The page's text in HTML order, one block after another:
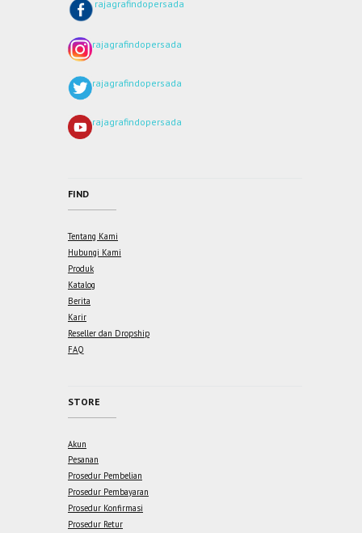
rajagrafindopersada
rajagrafindopersada
rajagrafindopersada
rajagrafindopersada
FIND
Tentang Kami
Hubungi Kami
Produk
Katalog
Berita
Karir
Reseller dan Dropship
FAQ
STORE
Akun
Pesanan
Prosedur Pembelian
Prosedur Pembayaran
Prosedur Konfirmasi
Prosedur Retur